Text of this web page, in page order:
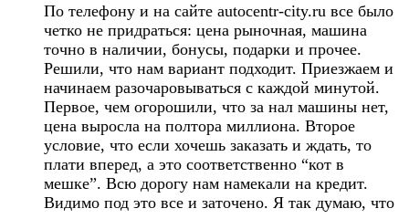
По телефону и на сайте autocentr-city.ru все было
четко не придраться: цена рыночная, машина
точно в наличии, бонусы, подарки и прочее.
Решили, что нам вариант подходит. Приезжаем и
начинаем разочаровываться с каждой минутой.
Первое, чем огорошили, что за нал машины нет,
цена выросла на полтора миллиона. Второе
условие, что если хочешь заказать и ждать, то
плати вперед, а это соответственно “кот в
мешке”. Всю дорогу нам намекали на кредит.
Видимо под это все и заточено. Я так думаю, что